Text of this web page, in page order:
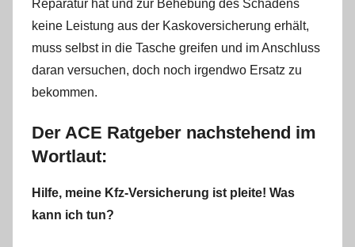
Reparatur hat und zur Behebung des Schadens
keine Leistung aus der Kaskoversicherung erhält,
muss selbst in die Tasche greifen und im Anschluss
daran versuchen, doch noch irgendwo Ersatz zu
bekommen.
Der ACE Ratgeber nachstehend im
Wortlaut:
Hilfe, meine Kfz-Versicherung ist pleite! Was
kann ich tun?